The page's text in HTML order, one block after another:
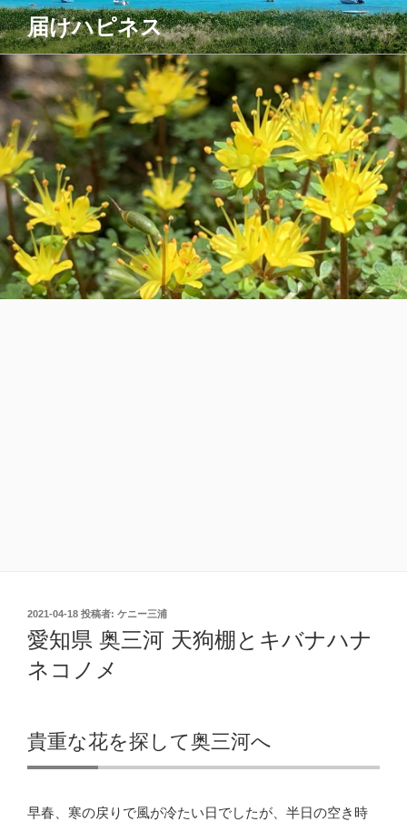
コ
ン
テ
ツ
へ
ス
キ
ッ
プ
届けハピネス
投
稿
日:
2021-04-18 投稿者: ケニー三浦
愛知県 奥三河 天狗棚とキバナハナ
ネコノメ
貴重な花を探して奥三河へ
早春、寒の戻りで風が冷たい日でしたが、半日の空き時